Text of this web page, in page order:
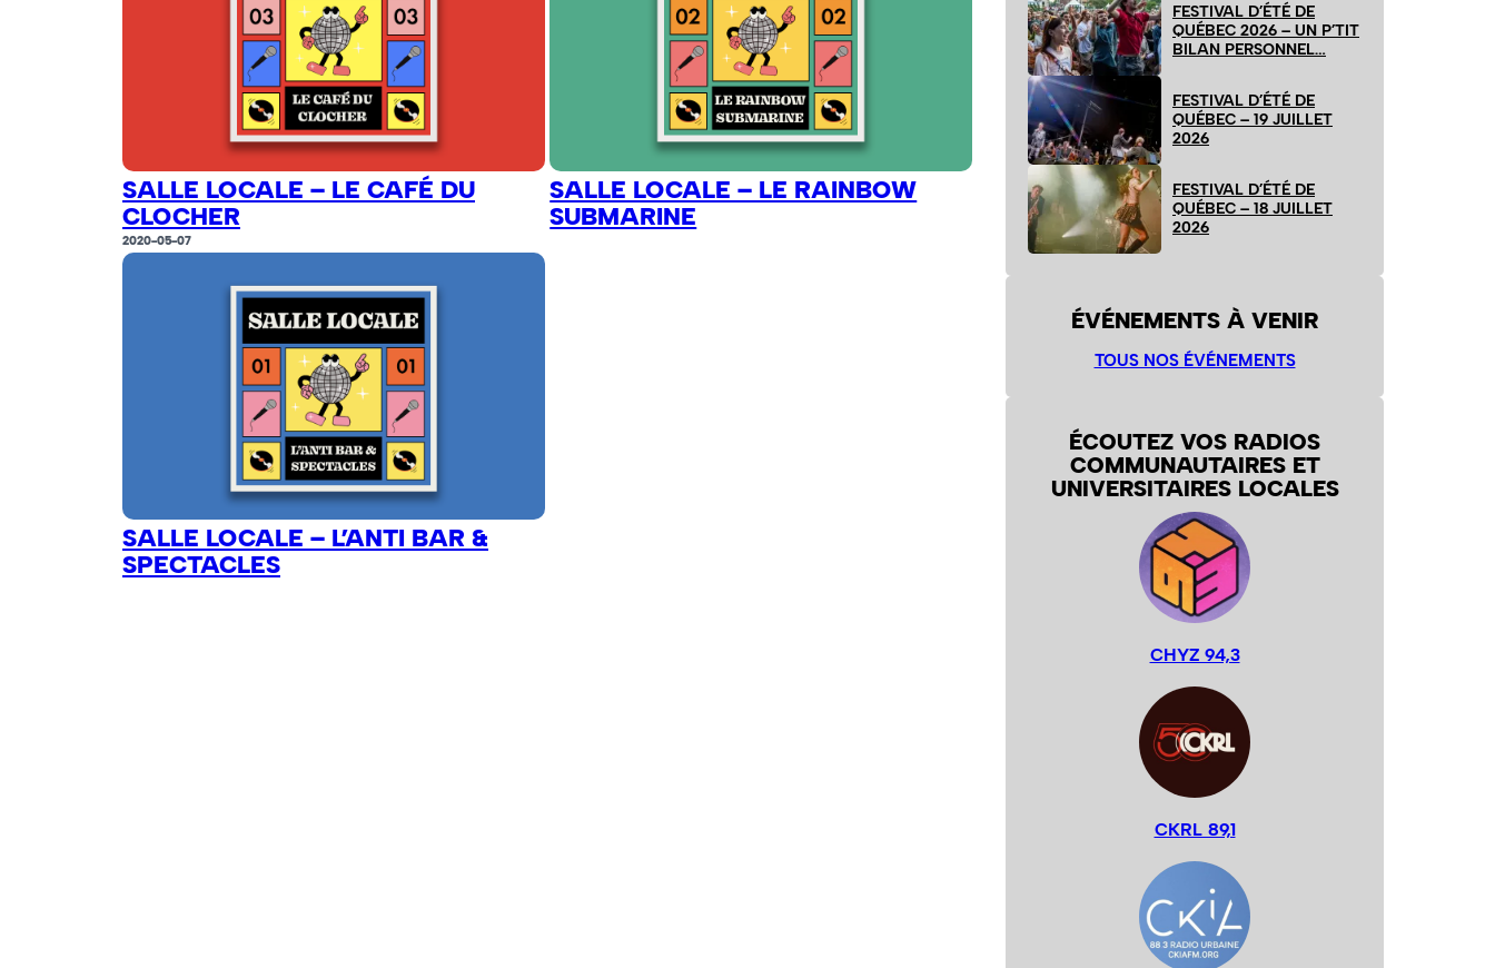
SALLE LOCALE – LE CAFÉ DU
CLOCHER
SALLE LOCALE – LE RAINBOW
SUBMARINE
2020-05-07
SALLE LOCALE – L’ANTI BAR &
SPECTACLES
FESTIVAL D’ÉTÉ DE
QUÉBEC 2026 – UN P’TIT
BILAN PERSONNEL…
FESTIVAL D’ÉTÉ DE
QUÉBEC – 19 JUILLET
2026
FESTIVAL D’ÉTÉ DE
QUÉBEC – 18 JUILLET
2026
ÉVÉNEMENTS À VENIR
TOUS NOS ÉVÉNEMENTS
ÉCOUTEZ VOS RADIOS
COMMUNAUTAIRES ET
UNIVERSITAIRES LOCALES
CHYZ 94,3
CKRL 89,1